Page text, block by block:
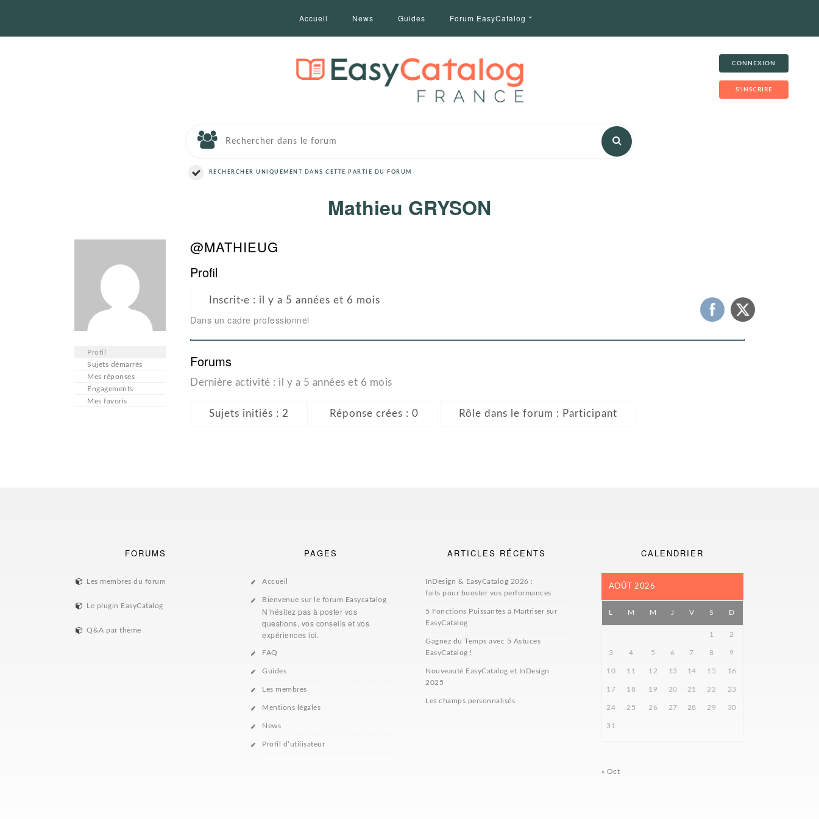
Accueil News Guides Forum EasyCatalog
CONNEXION
S'INSCRIRE
RECHERCHER UNIQUEMENT DANS CETTE PARTIE DU FORUM
Mathieu GRYSON
Profil
Sujets démarrés
Mes réponses
Engagements
Mes favoris
@MATHIEUG
Profil
Inscrit·e : il y a 5 années et 6 mois
Dans un cadre professionnel
Forums
Dernière activité : il y a 5 années et 6 mois
Sujets initiés : 2 Réponse crées : 0 Rôle dans le forum : Participant
FORUMS
Les membres du forum
Le plugin EasyCatalog
Q&A par thème
PAGES
Accueil
Bienvenue sur le forum Easycatalog
N’hésitez pas à poster vos
questions, vos conseils et vos
expériences ici.
FAQ
Guides
Les membres
Mentions légales
News
Profil d’utilisateur
ARTICLES RÉCENTS
InDesign & EasyCatalog 2026 :
faits pour booster vos performances
5 Fonctions Puissantes à Maîtriser sur
EasyCatalog
Gagnez du Temps avec 5 Astuces
EasyCatalog !
Nouveauté EasyCatalog et InDesign
2025
Les champs personnalisés
CALENDRIER
AOÛT 2026
L M M J V S D
1 2
3 4 5 6 7 8 9
10 11 12 13 14 15 16
17 18 19 20 21 22 23
24 25 26 27 28 29 30
31
« Oct